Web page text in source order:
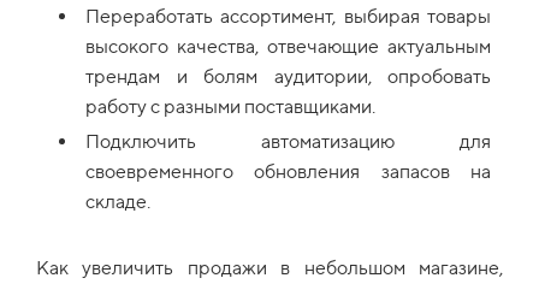
Переработать ассортимент, выбирая товары
высокого качества, отвечающие актуальным
трендам и болям аудитории, опробовать
работу с разными поставщиками.
Подключить автоматизацию для
своевременного обновления запасов на
складе.
Как увеличить продажи в небольшом магазине,